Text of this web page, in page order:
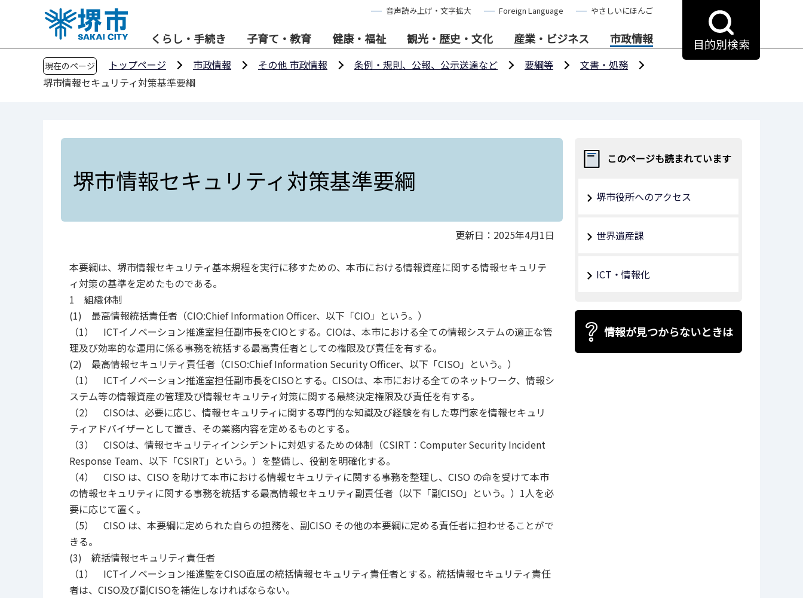
音声読み上げ・文字拡大 Foreign Language やさしいにほんご
くらし・手続き 子育て・教育 健康・福祉 観光・歴史・文化 産業・ビジネス 市政情報 目的別検索
現在のページ トップページ 市政情報 その他 市政情報 条例・規則、公報、公示送達など 要綱等
文書・処務
堺市情報セキュリティ対策基準要綱
堺市情報セキュリティ対策基準要綱
更新日：2025年4月1日
本要綱は、堺市情報セキュリティ基本規程を実行に移すための、本市における情報資産に関する情報セキュリテ
ィ対策の基準を定めたものである。
1 組織体制
(1) 最高情報統括責任者（CIO:Chief Information Officer、以下「CIO」という。）
（1） ICTイノベーション推進室担任副市長をCIOとする。CIOは、本市における全ての情報システムの適正な管
理及び効率的な運用に係る事務を統括する最高責任者としての権限及び責任を有する。
(2) 最高情報セキュリティ責任者（CISO:Chief Information Security Officer、以下「CISO」という。）
（1） ICTイノベーション推進室担任副市長をCISOとする。CISOは、本市における全てのネットワーク、情報シ
ステム等の情報資産の管理及び情報セキュリティ対策に関する最終決定権限及び責任を有する。
（2） CISOは、必要に応じ、情報セキュリティに関する専門的な知識及び経験を有した専門家を情報セキュリ
ティアドバイザーとして置き、その業務内容を定めるものとする。
（3） CISOは、情報セキュリティインシデントに対処するための体制（CSIRT：Computer Security Incident
Response Team、以下「CSIRT」という。）を整備し、役割を明確化する。
（4） CISO は、CISO を助けて本市における情報セキュリティに関する事務を整理し、CISO の命を受けて本市
の情報セキュリティに関する事務を統括する最高情報セキュリティ副責任者（以下「副CISO」という。）1人を必
要に応じて置く。
（5） CISO は、本要綱に定められた自らの担務を、副CISO その他の本要綱に定める責任者に担わせることがで
きる。
(3) 統括情報セキュリティ責任者
（1） ICTイノベーション推進監をCISO直属の統括情報セキュリティ責任者とする。統括情報セキュリティ責任
者は、CISO及び副CISOを補佐しなければならない。
このページも読まれています
堺市役所へのアクセス
世界遺産課
ICT・情報化
情報が見つからないときは